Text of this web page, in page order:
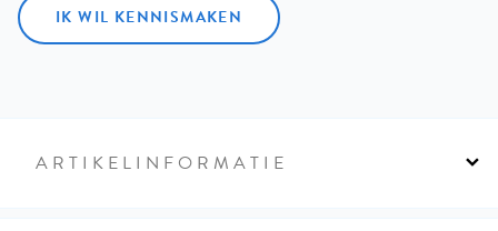
IK WIL KENNISMAKEN
ARTIKELINFORMATIE